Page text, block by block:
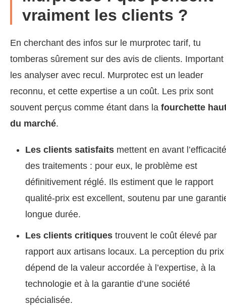
vraiment les clients ?
En cherchant des infos sur le murprotec tarif, tu
tomberas sûrement sur des avis de clients. Important
les analyser avec recul. Murprotec est un leader
reconnu, et cette expertise a un coût. Les prix sont
souvent perçus comme étant dans la fourchette
du marché.
Les clients satisfaits mettent en avant l’efficacité
des traitements : pour eux, le problème est
définitivement réglé. Ils estiment que le rapport
qualité-prix est excellent, soutenu par une
longue durée.
Les clients critiques trouvent le coût élevé par
rapport aux artisans locaux. La perception du prix
dépend de la valeur accordée à l’expertise, à la
technologie et à la garantie d’une société
spécialisée.